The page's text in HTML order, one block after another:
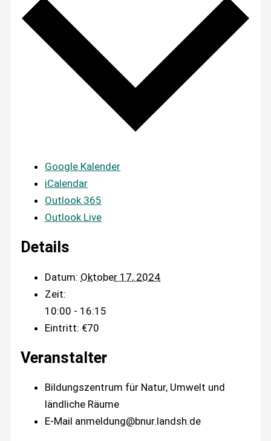
Google Kalender
iCalendar
Outlook 365
Outlook Live
Details
Datum: Oktober 17, 2024
Zeit:
10:00 - 16:15
Eintritt: €70
Veranstalter
Bildungszentrum für Natur, Umwelt und
ländliche Räume
E-Mail anmeldung@bnur.landsh.de